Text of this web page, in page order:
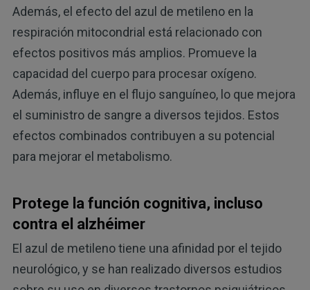
Además, el efecto del azul de metileno en la
respiración mitocondrial está relacionado con
efectos positivos más amplios. Promueve la
capacidad del cuerpo para procesar oxígeno.
Además, influye en el flujo sanguíneo, lo que mejora
el suministro de sangre a diversos tejidos. Estos
efectos combinados contribuyen a su potencial
para mejorar el metabolismo.
Protege la función cognitiva, incluso
contra el alzhéimer
El azul de metileno tiene una afinidad por el tejido
neurológico, y se han realizado diversos estudios